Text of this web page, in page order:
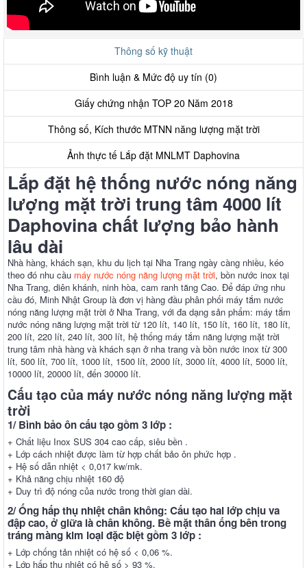
Thông số kỹ thuật
Bình luận & Mức độ uy tín (0)
Giấy chứng nhận TOP 20 Năm 2018
Thông số, Kích thước MTNN năng lượng mặt trời
Ảnh thực tế Lắp đặt MNLMT Daphovina
Lắp đặt hệ thống nước nóng năng
lượng mặt trời trung tâm 4000 lít
Daphovina chất lượng bảo hành
lâu dài
Nhà hàng, khách sạn, khu du lịch tại Nha Trang ngày càng nhiều, kéo
theo đó nhu cầu máy nước nóng năng lượng mặt trời, bồn nước inox tại
Nha Trang, diên khánh, ninh hòa, cam ranh tăng Cao. Để đáp ứng nhu
cầu đó, Minh Nhật Group là đơn vị hàng đầu phân phối máy tắm nước
nóng năng lượng mặt trời ở Nha Trang, với đa dạng sản phẩm: máy tắm
nước nóng năng lượng mặt trời từ 120 lít, 140 lít, 150 lít, 160 lít, 180 lít,
200 lít, 220 lít, 240 lít, 300 lít, hệ thống máy tắm năng lượng mặt trời
trung tâm nhà hàng và khách sạn ở nha trang và bồn nước inox từ 300
lít, 500 lít, 700 lít, 1000 lít, 1500 lít, 2000 lít, 3000 lít, 4000 lít, 5000 lít,
10000 lít, 20000 lít, đến 30000 lít.
Cấu tạo của máy nước nóng năng lượng mặt
trời
1/ Bình bảo ôn cấu tạo gồm 3 lớp :
+ Chất liệu Inox SUS 304 cao cấp, siêu bền .
+ Lớp cách nhiệt được làm từ hợp chất bảo ôn phức hợp .
+ Hệ số dẫn nhiệt < 0,017 kw/mk.
+ Khả năng chịu nhiệt 160 độ
+ Duy trì độ nóng của nước trong thời gian dài.
2/ Ống hấp thụ nhiệt chân không: Cấu tạo hai lớp chịu va
đập cao, ở giữa là chân không. Bề mặt thân ống bên trong
tráng màng kim loại đặc biệt gồm 3 lớp :
+ Lớp chống tản nhiệt có hệ số < 0,06 %.
+ Lớp hấp thụ nhiệt có hệ số > 93 %.